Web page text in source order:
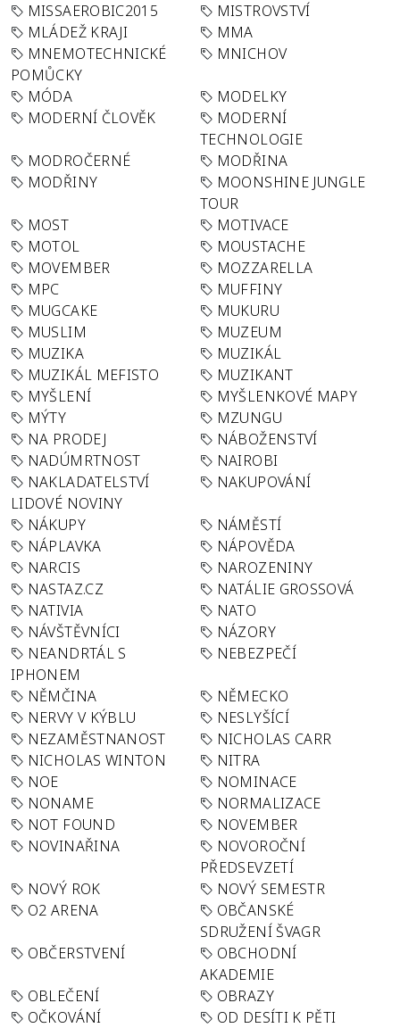
MISSAEROBIC2015
MISTROVSTVÍ
MLÁDEŽ KRAJI
MMA
MNEMOTECHNICKÉ
POMŮCKY
MNICHOV
MÓDA
MODELKY
MODERNÍ ČLOVĚK
MODERNÍ
TECHNOLOGIE
MODROČERNÉ
MODŘINA
MODŘINY
MOONSHINE JUNGLE
TOUR
MOST
MOTIVACE
MOTOL
MOUSTACHE
MOVEMBER
MOZZARELLA
MPC
MUFFINY
MUGCAKE
MUKURU
MUSLIM
MUZEUM
MUZIKA
MUZIKÁL
MUZIKÁL MEFISTO
MUZIKANT
MYŠLENÍ
MYŠLENKOVÉ MAPY
MÝTY
MZUNGU
NA PRODEJ
NÁBOŽENSTVÍ
NADÚMRTNOST
NAIROBI
NAKLADATELSTVÍ
LIDOVÉ NOVINY
NAKUPOVÁNÍ
NÁKUPY
NÁMĚSTÍ
NÁPLAVKA
NÁPOVĚDA
NARCIS
NAROZENINY
NASTAZ.CZ
NATÁLIE GROSSOVÁ
NATIVIA
NATO
NÁVŠTĚVNÍCI
NÁZORY
NEANDRTÁL S
IPHONEM
NEBEZPEČÍ
NĚMČINA
NĚMECKO
NERVY V KÝBLU
NESLYŠÍCÍ
NEZAMĚSTNANOST
NICHOLAS CARR
NICHOLAS WINTON
NITRA
NOE
NOMINACE
NONAME
NORMALIZACE
NOT FOUND
NOVEMBER
NOVINAŘINA
NOVOROČNÍ
PŘEDSEVZETÍ
NOVÝ ROK
NOVÝ SEMESTR
O2 ARENA
OBČANSKÉ
SDRUŽENÍ ŠVAGR
OBČERSTVENÍ
OBCHODNÍ
AKADEMIE
OBLEČENÍ
OBRAZY
OČKOVÁNÍ
OD DESÍTI K PĚTI